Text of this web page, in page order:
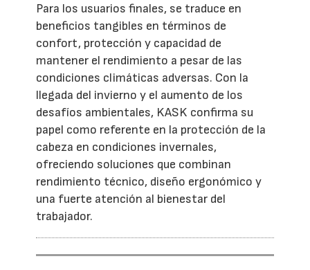
Para los usuarios finales, se traduce en
beneficios tangibles en términos de
confort, protección y capacidad de
mantener el rendimiento a pesar de las
condiciones climáticas adversas. Con la
llegada del invierno y el aumento de los
desafíos ambientales, KASK confirma su
papel como referente en la protección de la
cabeza en condiciones invernales,
ofreciendo soluciones que combinan
rendimiento técnico, diseño ergonómico y
una fuerte atención al bienestar del
trabajador.